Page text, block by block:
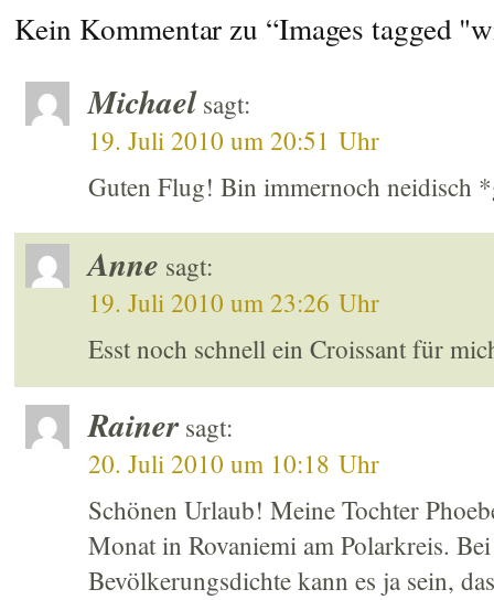
Kein Kommentar zu “Images tagged
Michael sagt:
19. Juli 2010 um 20:51 Uhr
Guten Flug! Bin immernoch neidisch
Anne sagt:
19. Juli 2010 um 23:26 Uhr
Esst noch schnell ein Croissant für
Rainer sagt:
20. Juli 2010 um 10:18 Uhr
Schönen Urlaub! Meine Tochter
Monat in Rovaniemi am Polarkreis.
Bevölkerungsdichte kann es ja sein,